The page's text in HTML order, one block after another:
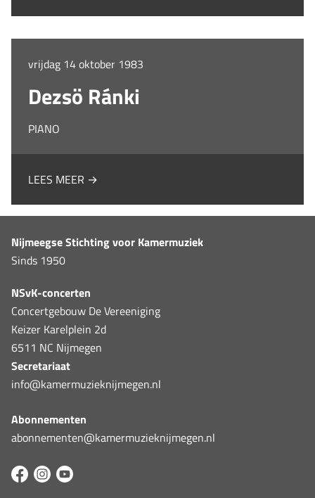
vrijdag 14 oktober 1983
Dezsö Ránki
PIANO
LEES MEER →
Nijmeegse Stichting voor Kamermuziek
Sinds 1950
NSvK-concerten
Concertgebouw De Vereeniging
Keizer Karelplein 2d
6511 NC Nijmegen
Secretariaat
info@kamermuzieknijmegen.nl
Abonnementen
abonnementen@kamermuzieknijmegen.nl